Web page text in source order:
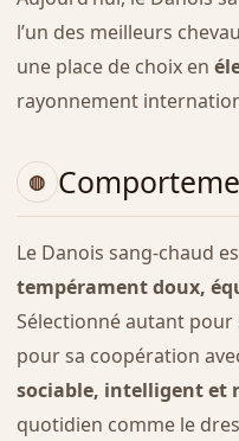
l’un des meilleurs
une place de choix en
rayonnement
Le Danois sang-chaud
tempérament doux,
Sélectionné autant pour
pour sa coopération
sociable, intelligent et
quotidien comme le